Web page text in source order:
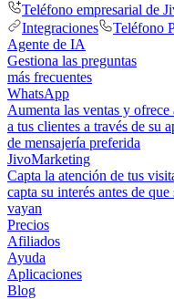
Teléfono empresarial de
Integraciones
Teléfono
Agente de IA
Gestiona las preguntas
más frecuentes
WhatsApp
Aumenta las ventas y ofrece
a tus clientes a través de su
de mensajería preferida
JivoMarketing
Capta la atención de tus
capta su interés antes de que
vayan
Precios
Afiliados
Ayuda
Aplicaciones
Blog